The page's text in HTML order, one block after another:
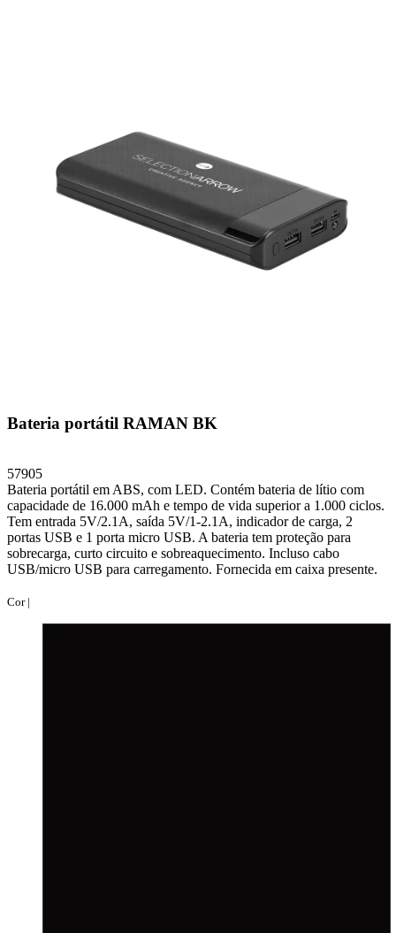
Bateria portátil RAMAN BK
57905
Bateria portátil em ABS, com LED. Contém bateria de lítio com
capacidade de 16.000 mAh e tempo de vida superior a 1.000 ciclos.
Tem entrada 5V/2.1A, saída 5V/1-2.1A, indicador de carga, 2
portas USB e 1 porta micro USB. A bateria tem proteção para
sobrecarga, curto circuito e sobreaquecimento. Incluso cabo
USB/micro USB para carregamento. Fornecida em caixa presente.
Cor |